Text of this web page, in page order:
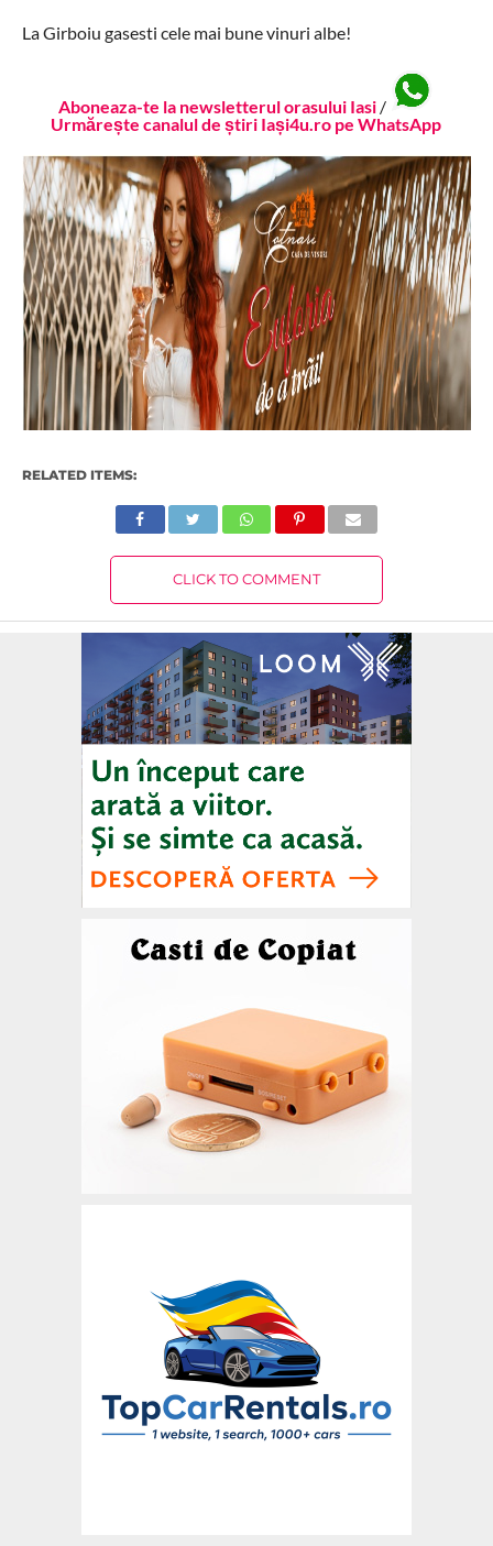
La Girboiu gasesti cele mai bune vinuri albe!
Aboneaza-te la newsletterul orasului Iasi /
Urmărește canalul de știri Iași4u.ro pe WhatsApp
RELATED ITEMS:
CLICK TO COMMENT